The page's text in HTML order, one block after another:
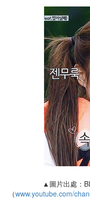
▲圖片出處：
（www.youtube.com/